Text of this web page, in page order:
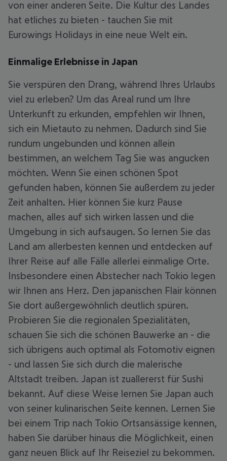
von einer anderen Seite. Die Kultur des Landes
hat etliches zu bieten - tauchen Sie mit
Eurowings Holidays in eine neue Welt ein.
Einmalige Erlebnisse in Japan
Sie verspüren den Drang, während Ihres Urlaubs
viel zu erleben? Um das Areal rund um Ihre
Unterkunft zu erkunden, empfehlen wir Ihnen,
sich ein Mietauto zu nehmen. Dadurch sind Sie
rundum ungebunden und können allein
bestimmen, an welchem Tag Sie was angucken
möchten. Wenn Sie einen schönen Spot
gefunden haben, können Sie außerdem zu jeder
Zeit anhalten. Hier können Sie kurz Pause
machen, alles auf sich wirken lassen und die
Umgebung in sich aufsaugen. So lernen Sie das
Land am allerbesten kennen und entdecken auf
Ihrer Reise auf alle Fälle allerlei einmalige Orte.
Insbesondere einen Abstecher nach Tokio legen
wir Ihnen ans Herz. Den japanischen Flair können
Sie dort außergewöhnlich deutlich spüren.
Probieren Sie die regionalen Spezialitäten,
schauen Sie sich die schönen Bauwerke an - die
sich übrigens auch optimal als Fotomotiv eignen
- und lassen Sie sich durch die malerische
Altstadt treiben. Japan ist zuallererst für Sushi
bekannt. Auf diese Weise lernen Sie Japan auch
von seiner kulinarischen Seite kennen. Lernen Sie
bei einem Trip nach Tokio Ortsansässige kennen,
haben Sie darüber hinaus die Möglichkeit, einen
ganz neuen Blick auf Ihr Reiseziel zu bekommen.